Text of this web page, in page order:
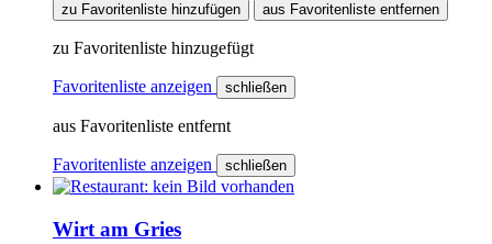
zu Favoritenliste hinzufügen aus Favoritenliste entfernen
zu Favoritenliste hinzugefügt
Favoritenliste anzeigen schließen
aus Favoritenliste entfernt
Favoritenliste anzeigen schließen
Wirt am Gries